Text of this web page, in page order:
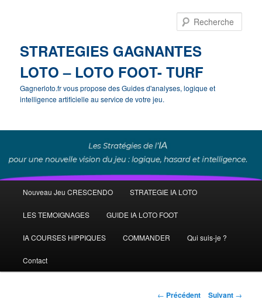
STRATEGIES GAGNANTES
LOTO – LOTO FOOT- TURF
Gagnerloto.fr vous propose des Guides d'analyses, logique et
intelligence artificielle au service de votre jeu.
principal
Aller
au
contenu
Nouveau Jeu CRESCENDO STRATEGIE IA LOTO
LES TEMOIGNAGES GUIDE IA LOTO FOOT
IA COURSES HIPPIQUES COMMANDER Qui suis-je ?
Contact
Navigation
← Précédent Suivant →